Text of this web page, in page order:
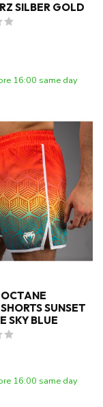
SILBER GOLD
16:00 same day
SUNSET
SKY BLUE
16:00 same day